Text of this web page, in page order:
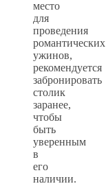
место
для
проведения
романтических
ужинов,
рекомендуется
забронировать
столик
заранее,
чтобы
быть
уверенным
в
его
наличии.